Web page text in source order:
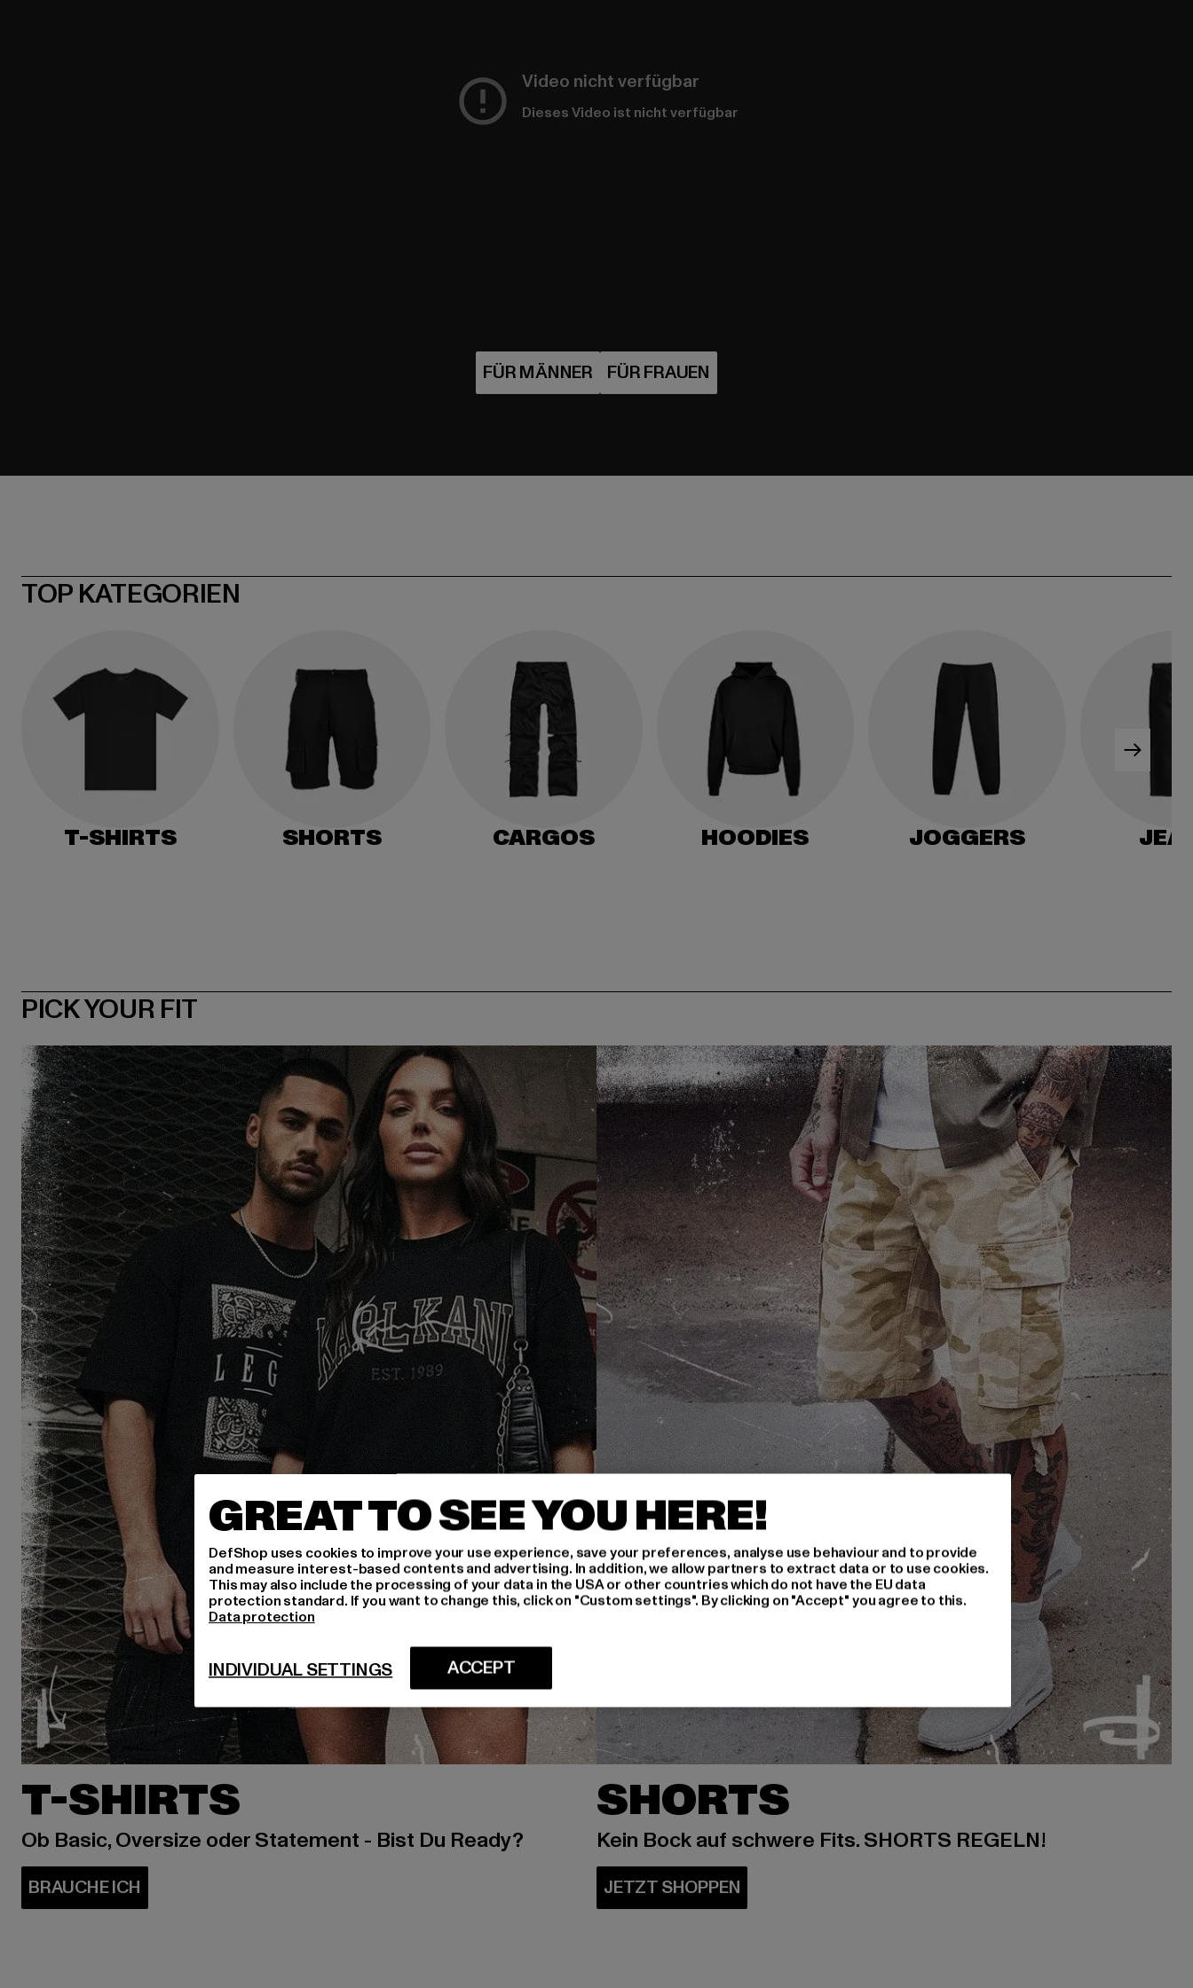
Video nicht verfügbar
Dieses Video ist nicht verfügbar
TOP KATEGORIEN
T-SHIRTS SHORTS CARGOS HOODIES JOGGERS
PICK YOUR FIT
T-SHIRTS
Ob Basic, Oversize oder Statement - Bist Du Ready?
SHORTS
Kein Bock auf schwere Fits. SHORTS REGELN!
GREAT TO SEE YOU HERE!
DefShop uses cookies to improve your use experience, save your preferences, analyse use behaviour and to provide
and measure interest-based contents and advertising. In addition, we allow partners to extract data or to use cookies.
This may also include the processing of your data in the USA or other countries which do not have the EU data
protection standard. If you want to change this, click on "Custom settings". By clicking on "Accept" you agree to this.
Data protection
ACCEPT
INDIVIDUAL SETTINGS